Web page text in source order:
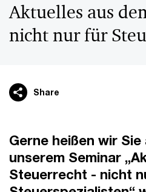
Aktuelles aus
nicht nur für
Share
Gerne heißen wir Sie
unserem Seminar
Steuerrecht - nicht